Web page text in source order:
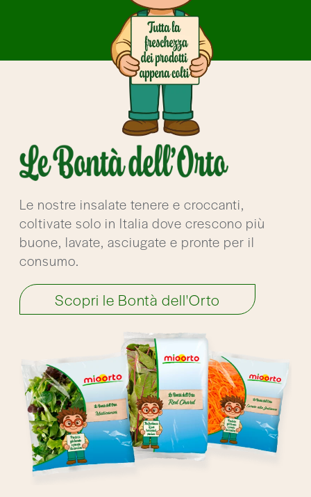
Le nostre insalate tenere e croccanti,
coltivate solo in Italia dove crescono più
buone, lavate, asciugate e pronte per il
consumo.
Scopri le Bontà dell'Orto